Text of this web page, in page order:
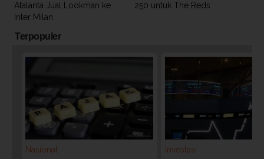
Atalanta Jual Lookman ke
Inter Milan
250 untuk The Reds
Terpopuler
Nasional
Investasi